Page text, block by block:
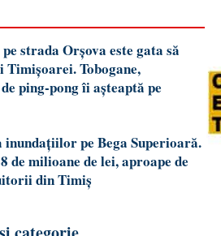
strada Orșova este gata să
Tobogane,
ping-pong îi așteaptă pe
pe Bega Superioară.
de milioane de lei, aproape de
din Timiș